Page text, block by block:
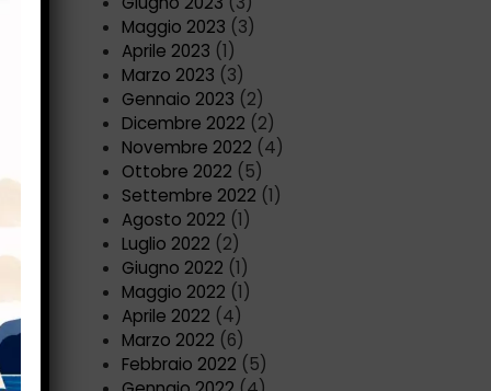
Maggio 2023 (3)
Aprile 2023 (1)
Marzo 2023 (3)
Gennaio 2023 (2)
Dicembre 2022 (2)
Novembre 2022 (4)
Ottobre 2022 (5)
Settembre 2022 (1)
Agosto 2022 (1)
Luglio 2022 (2)
Giugno 2022 (1)
Maggio 2022 (1)
Aprile 2022 (4)
Marzo 2022 (6)
Febbraio 2022 (5)